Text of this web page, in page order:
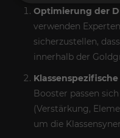
Optimierung der
verwenden
sicherzustellen,
innerhalb der
Booster passen
(Verstärkung,
um die